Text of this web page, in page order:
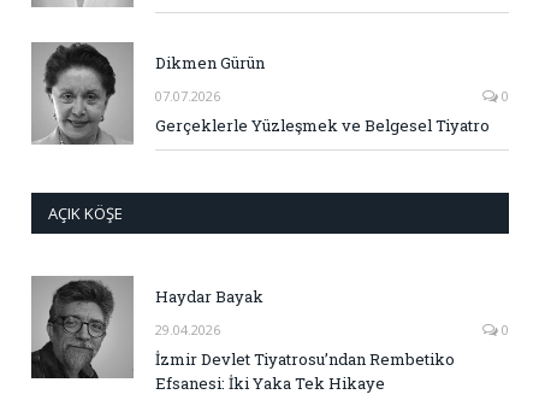
Dikmen Gürün
07.07.2026 0
Gerçeklerle Yüzleşmek ve Belgesel Tiyatro
AÇIK KÖŞE
Haydar Bayak
29.04.2026 0
İzmir Devlet Tiyatrosu’ndan Rembetiko
Efsanesi: İki Yaka Tek Hikaye